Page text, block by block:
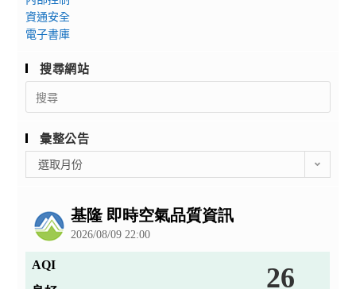
資通安全
電子書庫
搜尋網站
Search
for:
彙整公告
整
選取月份